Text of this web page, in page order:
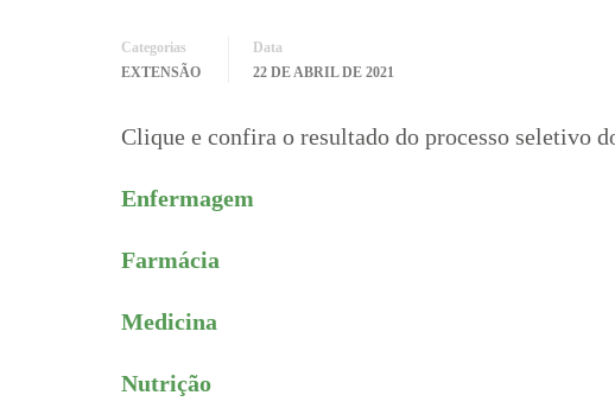
Categorias
EXTENSÃO
Data
22 DE ABRIL DE 2021
Clique e confira o resultado do processo seletivo
Enfermagem
Farmácia
Medicina
Nutrição